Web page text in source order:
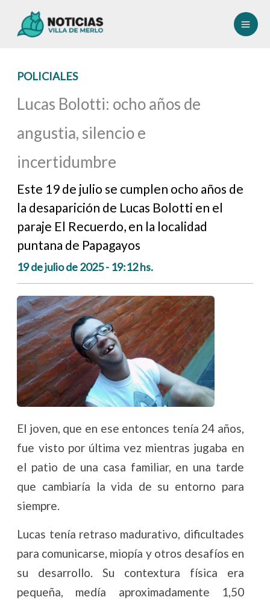
POLICIALES
Lucas Bolotti: ocho años de
angustia, silencio e
incertidumbre
Este 19 de julio se cumplen ocho años de
la desaparición de Lucas Bolotti en el
paraje El Recuerdo, en la localidad
puntana de Papagayos
19 de julio de 2025 - 19:12 hs.
El joven, que en ese entonces tenía 24 años,
fue visto por última vez mientras jugaba en
el patio de una casa familiar, en una tarde
que cambiaría la vida de su entorno para
siempre.
Lucas tenía retraso madurativo, dificultades
para comunicarse, miopía y otros desafíos en
su desarrollo. Su contextura física era
pequeña, medía aproximadamente 1,50